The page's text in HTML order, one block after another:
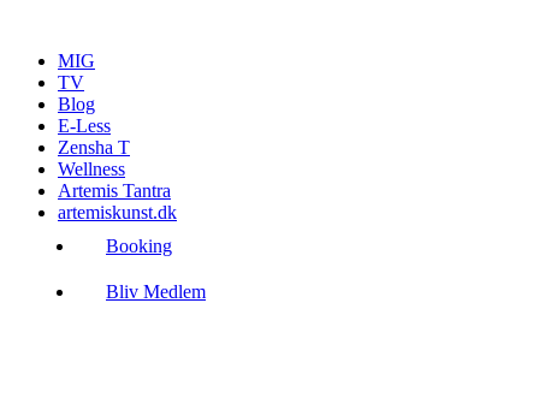
indholdMIG
TV
Blog
E-Less
Zensha T
Wellness
Artemis Tantra
artemiskunst.dk
Booking
Bliv Medlem